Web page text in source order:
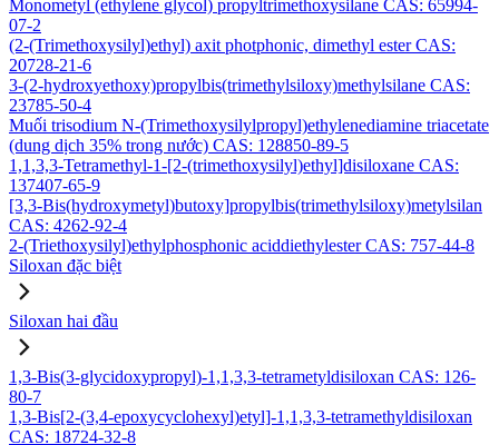
Monometyl (ethylene glycol) propyltrimethoxysilane CAS: 65994-
07-2
(2-(Trimethoxysilyl)ethyl) axit photphonic, dimethyl ester CAS:
20728-21-6
3-(2-hydroxyethoxy)propylbis(trimethylsiloxy)methylsilane CAS:
23785-50-4
Muối trisodium N-(Trimethoxysilylpropyl)ethylenediamine triacetate
(dung dịch 35% trong nước) CAS: 128850-89-5
1,1,3,3-Tetramethyl-1-[2-(trimethoxysilyl)ethyl]disiloxane CAS:
137407-65-9
[3,3-Bis(hydroxymetyl)butoxy]propylbis(trimethylsiloxy)metylsilan
CAS: 4262-92-4
2-(Triethoxysilyl)ethylphosphonic aciddiethylester CAS: 757-44-8
Siloxan đặc biệt
Siloxan hai đầu
1,3-Bis(3-glycidoxypropyl)-1,1,3,3-tetrametyldisiloxan CAS: 126-
80-7
1,3-Bis[2-(3,4-epoxycyclohexyl)etyl]-1,1,3,3-tetramethyldisiloxan
CAS: 18724-32-8